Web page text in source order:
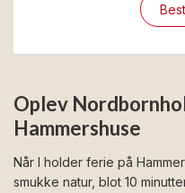
Oplev
Hammershuse
Når I holder ferie på
smukke natur, blot 10